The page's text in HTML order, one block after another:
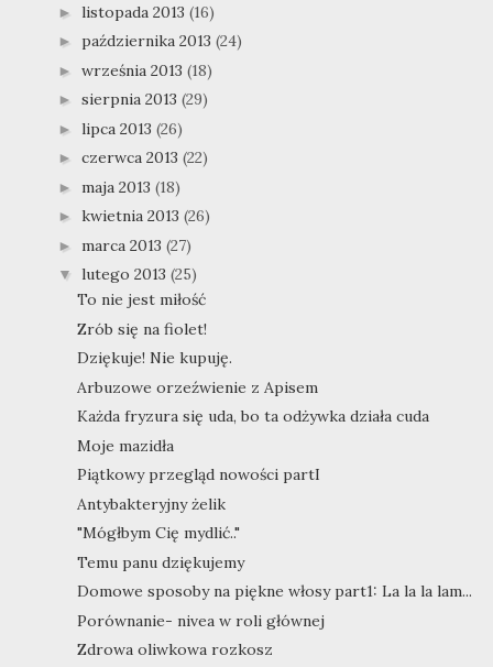
► listopada 2013 (16)
► października 2013 (24)
► września 2013 (18)
► sierpnia 2013 (29)
► lipca 2013 (26)
► czerwca 2013 (22)
► maja 2013 (18)
► kwietnia 2013 (26)
► marca 2013 (27)
▼ lutego 2013 (25)
To nie jest miłość
Zrób się na fiolet!
Dziękuje! Nie kupuję.
Arbuzowe orzeźwienie z Apisem
Każda fryzura się uda, bo ta odżywka działa cuda
Moje mazidła
Piątkowy przegląd nowości partI
Antybakteryjny żelik
"Mógłbym Cię mydlić.."
Temu panu dziękujemy
Domowe sposoby na piękne włosy part1: La la la lam...
Porównanie- nivea w roli głównej
Zdrowa oliwkowa rozkosz